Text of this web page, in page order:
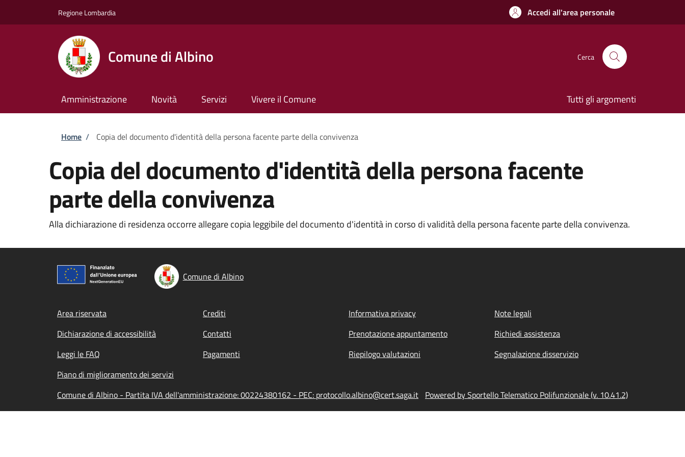
Regione Lombardia Accedi all'area personale
Comune di Albino Cerca
Amministrazione Novità Servizi Vivere il Comune Tutti gli argomenti
Briciole di pane
Home / Copia del documento d'identità della persona facente parte della convivenza
Copia del documento d'identità della persona facente
parte della convivenza
Alla dichiarazione di residenza occorre allegare copia leggibile del documento d'identità in corso di validità della persona facente parte della convivenza.
Comune di Albino
Footer menu
Area riservata Crediti Informativa privacy
Note legali
Dichiarazione di accessibilità
Contatti Prenotazione appuntamento
Richiedi assistenza
Leggi le FAQ
Pagamenti Riepilogo valutazioni
Segnalazione disservizio
Piano di miglioramento dei servizi
Comune di Albino - Partita IVA dell'amministrazione: 00224380162 - PEC: protocollo.albino@cert.saga.it Powered by Sportello Telematico Polifunzionale (v. 10.41.2)